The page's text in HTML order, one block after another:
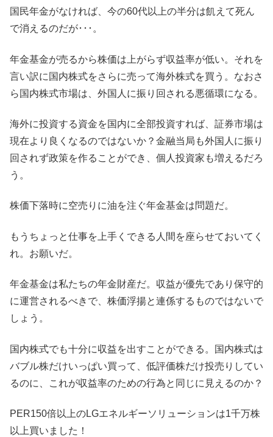
国民年金がなければ、今の60代以上の半分は飢えて死ん
で消えるのだが･･･。
年金基金が売るから株価は上がらず収益率が低い。それを
言い訳に国内株式をさらに売って海外株式を買う。なおさ
ら国内株式市場は、外国人に振り回される悪循環になる。
海外に投資する資金を国内に全部投資すれば、証券市場は
現在より良くなるのではないか？金融当局も外国人に振り
回されず政策を作ることができ、個人投資家も増えるだろ
う。
株価下落時に空売りに油を注ぐ年金基金は問題だ。
もうちょっと仕事を上手くできる人間を座らせておいてく
れ。お願いだ。
年金基金は私たちの年金財産だ。収益が優先であり保守的
に運営されるべきで、株価浮揚と連係するものではないで
しょう。
国内株式でも十分に収益を出すことができる。国内株式は
バブル株だけいっぱい買って、低評価株だけ投売りしてい
るのに、これが収益率のための行為と同じに見えるのか？
PER150倍以上のLGエネルギーソリューションは1千万株
以上買いました！